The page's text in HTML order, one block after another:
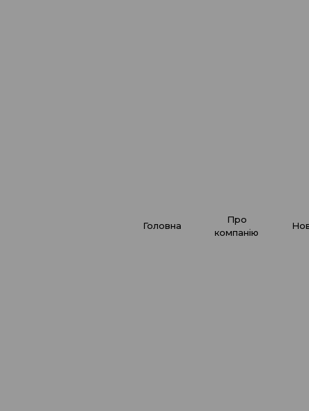
головна
про
компанію
Ми, як ніхто інший, розуміємо, що
послуг. А клієнтоорієнтованість –
Тому в передачі “GOROD “S”
Юлдашева розповіла як сформувати
сервіс та створити відносини з
Дякуємо прекрасній Сніжані